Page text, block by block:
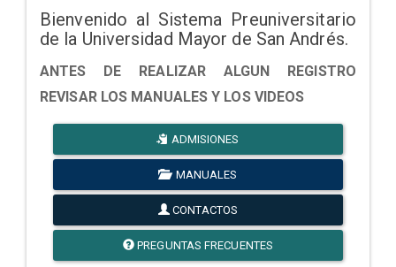
Bienvenido al Sistema Preuniversitario
de la Universidad Mayor de San Andrés.
ANTES DE REALIZAR ALGUN REGISTRO
REVISAR LOS MANUALES Y LOS VIDEOS
ADMISIONES
MANUALES
CONTACTOS
PREGUNTAS FRECUENTES